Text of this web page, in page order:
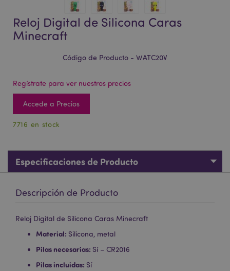
Reloj Digital de Silicona Caras
Minecraft
Código de Producto - WATC20V
Regístrate para ver nuestros precios
Accede a Precios
7716 en stock
Especificaciones de Producto
Descripción de Producto
Reloj Digital de Silicona Caras Minecraft
Material: Silicona, metal
Pilas necesarias: Sí – CR2016
Pilas incluidas: Sí